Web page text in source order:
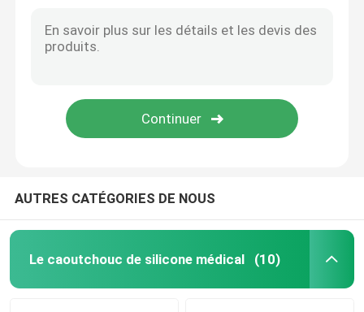
Accessoires de seringue
Pièces préremplies de seringue
AUTRES CATÉGORIES DE NOUS
Le caoutchouc de silicone médical (10)